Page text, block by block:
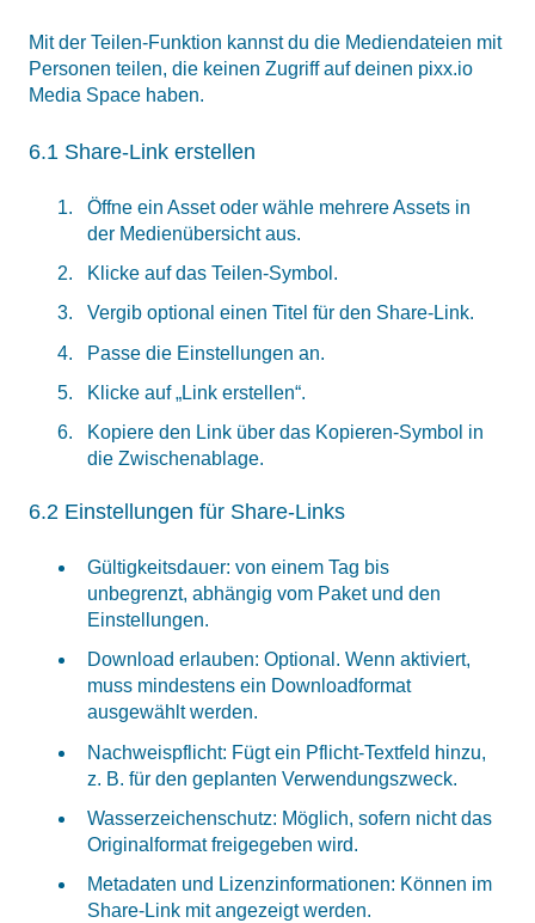
Mit der Teilen-Funktion kannst du die Mediendateien mit
Personen teilen, die keinen Zugriff auf deinen pixx.io
Media Space haben.
6.1 Share-Link erstellen
Öffne ein Asset oder wähle mehrere Assets in
der Medienübersicht aus.
Klicke auf das Teilen-Symbol.
Vergib optional einen Titel für den Share-Link.
Passe die Einstellungen an.
Klicke auf „Link erstellen“.
Kopiere den Link über das Kopieren-Symbol in
die Zwischenablage.
6.2 Einstellungen für Share-Links
Gültigkeitsdauer: von einem Tag bis
unbegrenzt, abhängig vom Paket und den
Einstellungen.
Download erlauben: Optional. Wenn aktiviert,
muss mindestens ein Downloadformat
ausgewählt werden.
Nachweispflicht: Fügt ein Pflicht-Textfeld hinzu,
z. B. für den geplanten Verwendungszweck.
Wasserzeichenschutz: Möglich, sofern nicht das
Originalformat freigegeben wird.
Metadaten und Lizenzinformationen: Können im
Share-Link mit angezeigt werden.